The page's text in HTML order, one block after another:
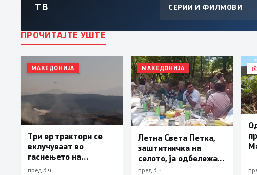
ТВ СЕРИИ И ФИЛМОВИ
ПРОЧИТАЈТЕ УШТЕ
МАКЕДОНИЈА
Три ер трактори се
вклучуваат во
гаснењето на
пожарот во Сопиште
пред 3 ч.
МАКЕДОНИЈА
Летна Света Петка,
заштитничка на
селото, ја одбележаа
Македонците во село
пред 3 ч.